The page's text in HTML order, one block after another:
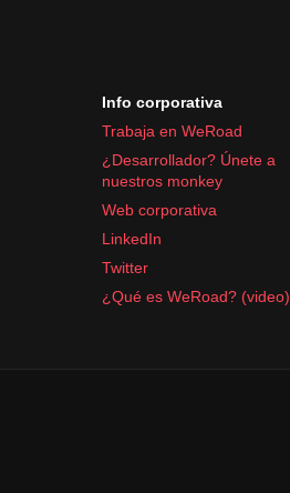
Info corporativa
Trabaja en WeRoad
¿Desarrollador? Únete a
nuestros monkey
Web corporativa
LinkedIn
Twitter
¿Qué es WeRoad? (video)